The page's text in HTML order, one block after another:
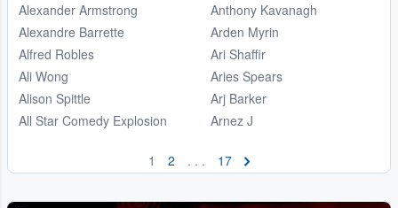
Alexander Armstrong
Alexandre Barrette
Alfred Robles
Ali Wong
Alison Spittle
All Star Comedy Explosion
Anthony Kavanagh
Arden Myrin
Ari Shaffir
Aries Spears
Arj Barker
Arnez J
1 2 . . . 17